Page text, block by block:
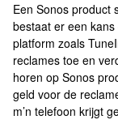
Een Sonos product
bestaat er een
platform zoals
reclames toe en
horen op Sonos
geld voor de
m’n telefoon krijgt